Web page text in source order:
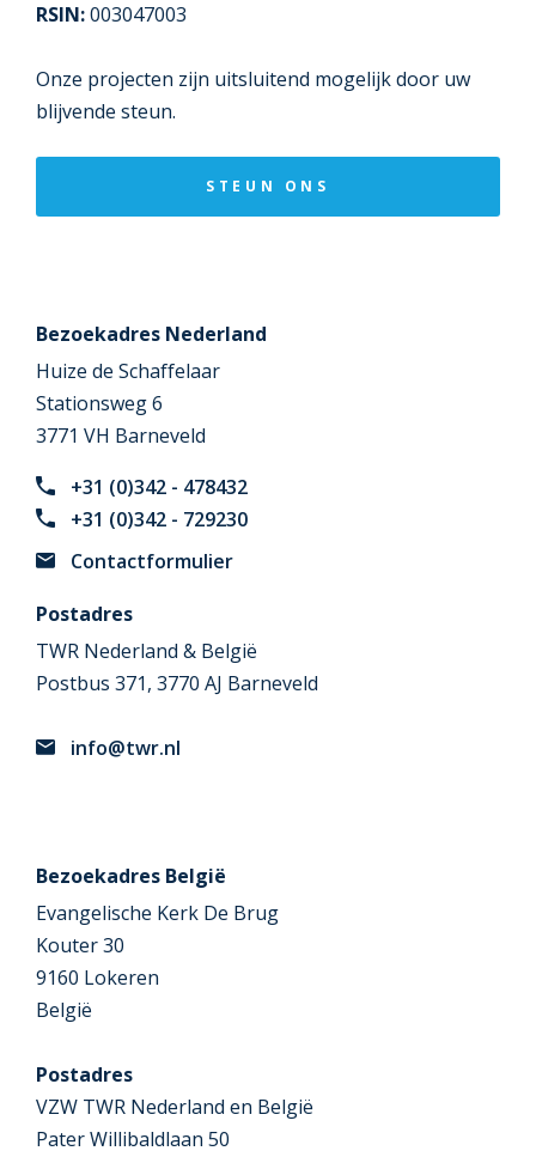
RSIN:003047003
Onze projecten zijn uitsluitend mogelijk door uw
blijvende steun.
STEUN ONS
Bezoekadres Nederland
Huize de Schaffelaar
Stationsweg 6
3771 VH Barneveld
+31 (0)342 - 478432
+31 (0)342 - 729230
Contactformulier
Postadres
TWR Nederland & België
Postbus 371, 3770 AJ Barneveld
info@twr.nl
Bezoekadres België
Evangelische Kerk De Brug
Kouter 30
9160 Lokeren
België
Postadres
VZW TWR Nederland en België
Pater Willibaldlaan 50